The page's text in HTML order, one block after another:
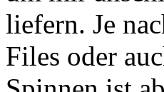
liefern. Je
Files oder